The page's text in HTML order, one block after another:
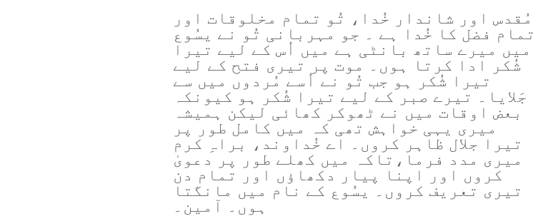
مُقدس اور شاندار خُدا، تُو تمام مخلوقات اور
تمام فضل کا خُدا ہے ۔ جو مہربانی تُو نے یسُوع
میں میرے ساتھ بانٹی ہے میں اُس کے لیے تیرا
شُکر ادا کرتا ہوں۔ موت پر تیری فتح کے لیے
تیرا شُکر ہو جب تُو نے اُسے مُردوں میں سے
جَلایا۔ تیرے صبر کے لیے تیرا شُکر ہو کیونکہ
بعض اوقات میں نے ٹھوکر کھائی لیکن ہمیشہ
میری یہی خواہش تھی کہ میں کامل طور پر
تیرا جلال ظاہر کروں۔ اے خُداوند، براہِ کرم
میری مدد فرما،تاکہ میں کھلے طور پر دعویٰ
کروں اور اپنا پیار دکھاؤں اور تمام دن
تیری تعریف کروں۔ یسُوع کے نام میں مانگتا
ہوں۔ آمین۔